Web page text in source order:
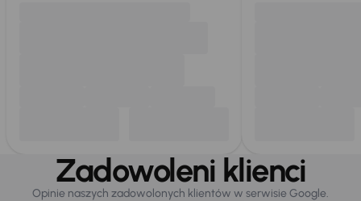
Zadowoleni klienci
Opinie naszych zadowolonych klientów w serwisie Google.